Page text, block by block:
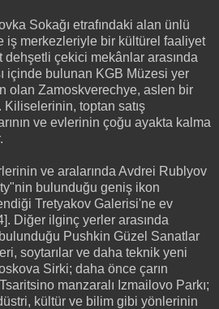
Sokağı etrafındaki alan ünlü
iş merkezleriyle bir kültürel faaliyet
dehşetli çekici mekânlar arasında
içinde bulunan KGB Müzesi yer
olan Zamoskverechye, aslen bir
toptan satış
ve evlerinin çoğu ayakta kalma
ve aralarında Avdrei Rublyov
bulunduğu geniş ikon
Tretyakov Galerisi'ne ev
Diğer ilginç yerler arasında
Pushkin Güzel Sanatlar
soytarılar ve daha teknik yeni
Sirki; daha önce çarın
manzaralı Izmailovo Parkı;
kültür ve bilim gibi yönlerinin